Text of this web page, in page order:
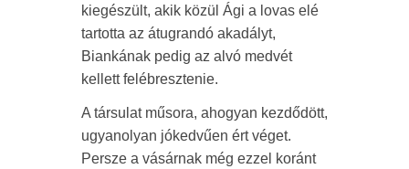
kiegészült, akik közül Ági a lovas elé
tartotta az átugrandó akadályt,
Biankának pedig az alvó medvét
kellett felébresztenie.
A társulat műsora, ahogyan kezdődött,
ugyanolyan jókedvűen ért véget.
Persze a vásárnak még ezzel koránt